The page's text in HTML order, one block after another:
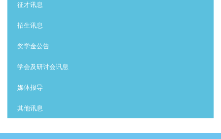
征才讯息
招生讯息
奖学金公告
学会及研讨会讯息
媒体报导
其他讯息